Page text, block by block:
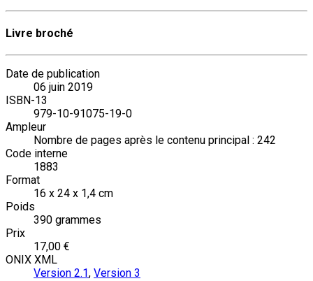
Livre broché
Date de publication
06 juin 2019
ISBN-13
979-10-91075-19-0
Ampleur
Nombre de pages après le contenu principal : 242
Code interne
1883
Format
16 x 24 x 1,4 cm
Poids
390 grammes
Prix
17,00 €
ONIX XML
Version 2.1, Version 3